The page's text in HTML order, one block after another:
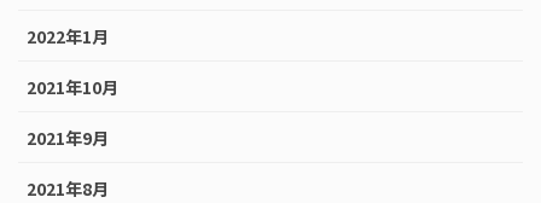
2022年1月
2021年10月
2021年9月
2021年8月